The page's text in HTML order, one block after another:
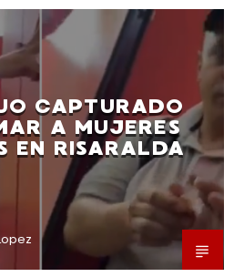
CAPTURADO
A MUJERES
EN RISARALDA